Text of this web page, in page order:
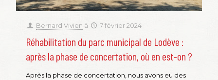
Bernard Vivien à 7 février 2024
Réhabilitation du parc municipal de Lodève :
après la phase de concertation, où en est-on ?
Après la phase de concertation, nous avons eu des